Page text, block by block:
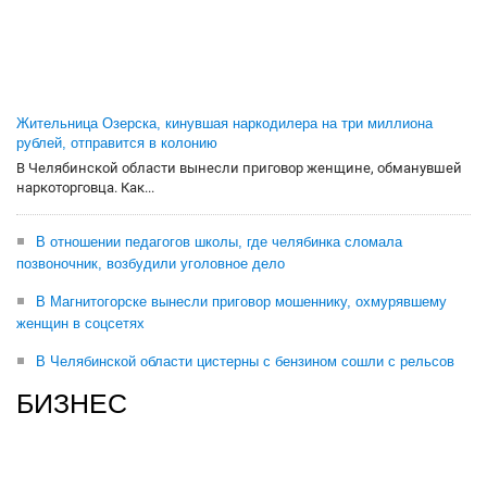
Жительница Озерска, кинувшая наркодилера на три миллиона
рублей, отправится в колонию
В Челябинской области вынесли приговор женщине, обманувшей
наркоторговца. Как...
В отношении педагогов школы, где челябинка сломала
позвоночник, возбудили уголовное дело
В Магнитогорске вынесли приговор мошеннику, охмурявшему
женщин в соцсетях
В Челябинской области цистерны с бензином сошли с рельсов
БИЗНЕС